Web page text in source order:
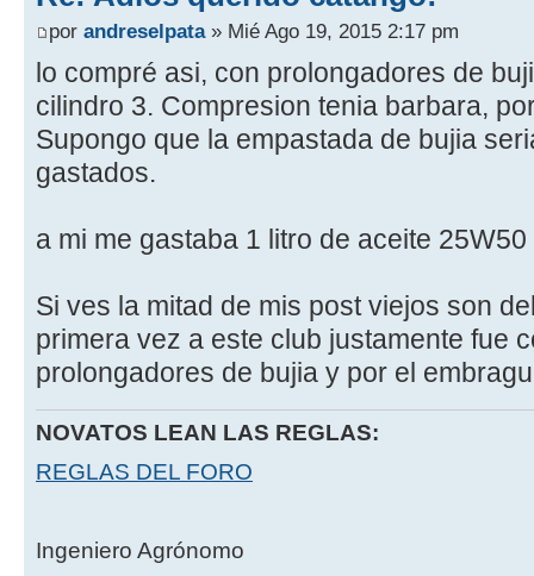
por andreselpata» Mié Ago 19, 2015 2:17 pm
lo compré asi, con prolongadores de
cilindro 3. Compresion tenia barbara,
Supongo que la empastada de bujia
gastados.
a mi me gastaba 1 litro de aceite
Si ves la mitad de mis post viejos son
primera vez a este club justamente fue
prolongadores de bujia y por el
NOVATOS LEAN LAS REGLAS:
REGLAS DEL FORO
Ingeniero Agrónomo